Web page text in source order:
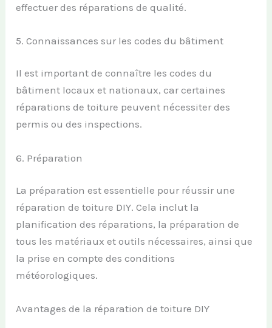
effectuer des réparations de qualité.
5. Connaissances sur les codes du bâtiment
Il est important de connaître les codes du
bâtiment locaux et nationaux, car certaines
réparations de toiture peuvent nécessiter des
permis ou des inspections.
6. Préparation
La préparation est essentielle pour réussir une
réparation de toiture DIY. Cela inclut la
planification des réparations, la préparation de
tous les matériaux et outils nécessaires, ainsi que
la prise en compte des conditions
météorologiques.
Avantages de la réparation de toiture DIY